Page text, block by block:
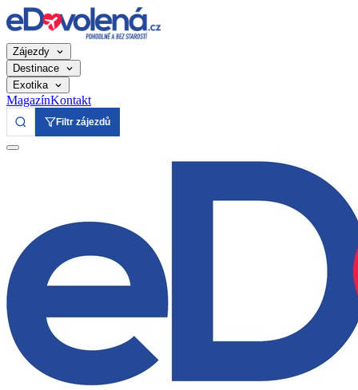
Zájezdy
Destinace
Exotika
MagazínKontakt
Filtr zájezdů